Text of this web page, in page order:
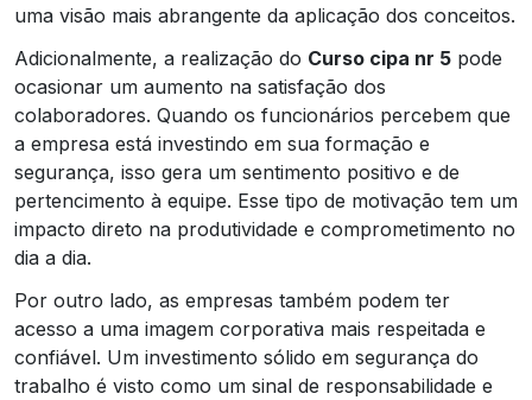
uma visão mais abrangente da aplicação dos conceitos.
Adicionalmente, a realização do Curso cipa nr 5 pode
ocasionar um aumento na satisfação dos
colaboradores. Quando os funcionários percebem que
a empresa está investindo em sua formação e
segurança, isso gera um sentimento positivo e de
pertencimento à equipe. Esse tipo de motivação tem um
impacto direto na produtividade e comprometimento no
dia a dia.
Por outro lado, as empresas também podem ter
acesso a uma imagem corporativa mais respeitada e
confiável. Um investimento sólido em segurança do
trabalho é visto como um sinal de responsabilidade e